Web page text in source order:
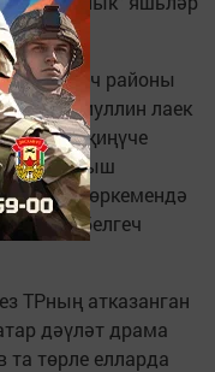
Балтач районы
Халиуллин лаек
җиңүче
уңыш
Тямаев төркемендә
белгеч
ТРның атказанган
дәүләт драма
төрле елларда